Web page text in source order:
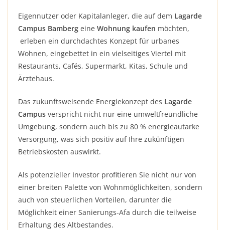
Eigennutzer oder Kapitalanleger, die auf dem Lagarde
Campus Bamberg eine Wohnung kaufen möchten,
erleben ein durchdachtes Konzept für urbanes
Wohnen, eingebettet in ein vielseitiges Viertel mit
Restaurants, Cafés, Supermarkt, Kitas, Schule und
Ärztehaus.
Das zukunftsweisende Energiekonzept des Lagarde
Campus verspricht nicht nur eine umweltfreundliche
Umgebung, sondern auch bis zu 80 % energieautarke
Versorgung, was sich positiv auf Ihre zukünftigen
Betriebskosten auswirkt.
Als potenzieller Investor profitieren Sie nicht nur von
einer breiten Palette von Wohnmöglichkeiten, sondern
auch von steuerlichen Vorteilen, darunter die
Möglichkeit einer Sanierungs-Afa durch die teilweise
Erhaltung des Altbestandes.